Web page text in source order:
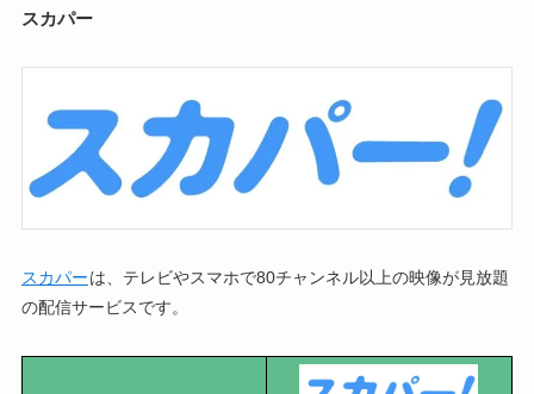
スカパー
スカパーは、テレビやスマホで80チャンネル以上の映像が見放題
の配信サービスです。